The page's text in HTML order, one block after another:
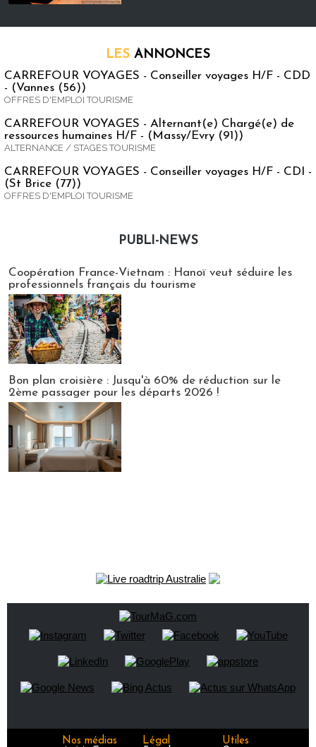
LES ANNONCES
CARREFOUR VOYAGES - Conseiller voyages H/F - CDD
- (Vannes (56))
OFFRES D'EMPLOI TOURISME
CARREFOUR VOYAGES - Alternant(e) Chargé(e) de
ressources humaines H/F - (Massy/Evry (91))
ALTERNANCE / STAGES TOURISME
CARREFOUR VOYAGES - Conseiller voyages H/F - CDI -
(St Brice (77))
OFFRES D'EMPLOI TOURISME
PUBLI-NEWS
Coopération France-Vietnam : Hanoï veut séduire les
professionnels français du tourisme
Bon plan croisière : Jusqu'à 60% de réduction sur le
2ème passager pour les départs 2026 !
Nos médias
Légal
Utiles